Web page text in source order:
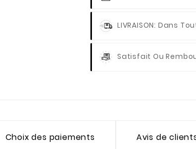
LIVRAISON: Dans
Satisfait Ou
Choix des paiements Avis de